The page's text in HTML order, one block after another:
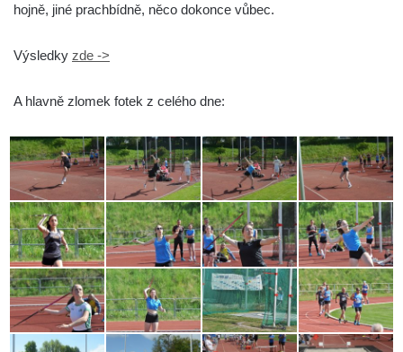
hojně, jiné prachbídně, něco dokonce vůbec.
Výsledky zde ->
A hlavně zlomek fotek z celého dne: